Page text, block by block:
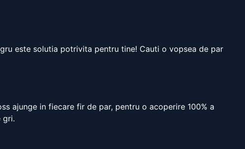
este solutia potrivita pentru tine! Cauti o vopsea de par
ajunge in fiecare fir de par, pentru o acoperire 100% a
gri.